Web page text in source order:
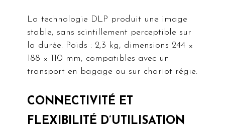
La technologie DLP produit une image
stable, sans scintillement perceptible sur
la durée. Poids : 2,3 kg, dimensions 244 ×
188 × 110 mm, compatibles avec un
transport en bagage ou sur chariot régie.
CONNECTIVITÉ ET
FLEXIBILITÉ D’UTILISATION